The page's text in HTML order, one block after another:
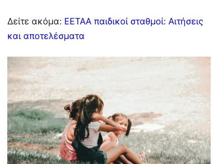
Δείτε ακόμα: ΕΕΤΑΑ παιδικοί σταθμοί: Αιτήσεις
και αποτελέσματα